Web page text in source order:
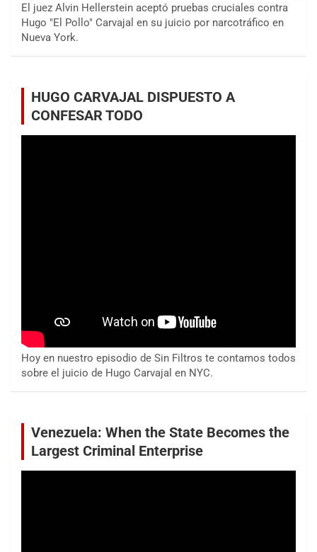
El juez Alvin Hellerstein aceptó pruebas cruciales contra
Hugo "El Pollo" Carvajal en su juicio por narcotráfico en
Nueva York.
HUGO CARVAJAL DISPUESTO A
CONFESAR TODO
Hoy en nuestro episodio de Sin Filtros te contamos todos
sobre el juicio de Hugo Carvajal en NYC.
Venezuela: When the State Becomes the
Largest Criminal Enterprise